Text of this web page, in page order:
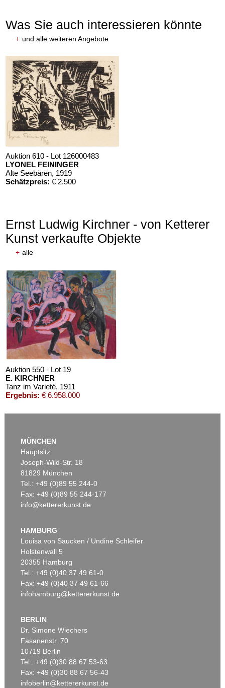
Was Sie auch interessieren könnte
+ und alle weiteren Angebote
Auktion 610 - Lot 126000483
LYONEL FEININGER
Alte Seebären, 1919
Schätzpreis: € 2.500
Auktion 610 - Lot 426000372
HERMANN MAX PECHSTEIN
Reisebilder, 1919
Schätzpreis:€ 1.600
Ernst Ludwig Kirchner - von Ketterer
Kunst verkaufte Objekte
+ alle
Auktion 550 - Lot 19
E. KIRCHNER
Tanz im Varieté, 1911
Ergebnis: € 6.958.000
Auktion 535 - Lot 10
Ergebnis:€ 4.750.000
Auktion 406 - Lot 30
E. KIRCHNER
Zwei mit Katzen spielende Mädchen. 1907. Frauen- und Männerkopf , 1924
Ergebnis:€ 1.740.000
MÜNCHEN
Hauptsitz
Joseph-Wild-Str. 18
81829 München
Tel.: +49 (0)89 55 244-0
Fax: +49 (0)89 55 244-177
info@kettererkunst.de
HAMBURG
Louisa von Saucken / Undine Schleifer
Holstenwall 5
20355 Hamburg
Tel.: +49 (0)40 37 49 61-0
Fax: +49 (0)40 37 49 61-66
infohamburg@kettererkunst.de
BERLIN
Dr. Simone Wiechers
Fasanenstr. 70
10719 Berlin
Tel.: +49 (0)30 88 67 53-63
Fax: +49 (0)30 88 67 56-43
infoberlin@kettererkunst.de